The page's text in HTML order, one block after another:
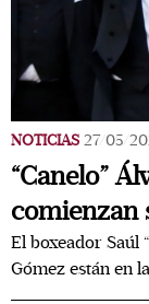
NOTICIAS 27/05/
“Canelo”
comienzan
El boxeador Saúl
Gómez están en